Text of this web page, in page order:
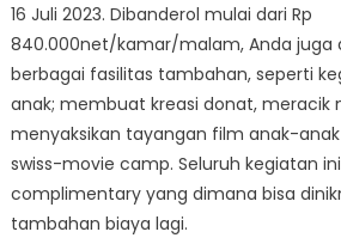
16 Juli 2023. Dibanderol mulai dari Rp
840.000net/kamar/malam, Anda juga
berbagai fasilitas tambahan, seperti
anak; membuat kreasi donat, meracik
menyaksikan tayangan film anak-
swiss-movie camp. Seluruh kegiatan
complimentary yang dimana bisa
tambahan biaya lagi.